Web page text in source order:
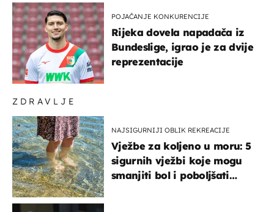
ZDRAVLJE
NAJSIGURNIJI OBLIK REKREACIJE
Vježbe za koljeno u moru: 5
sigurnih vježbi koje mogu
smanjiti bol i poboljšati
POJAČANJE KONKURENCIJE
Rijeka dovela napadača iz
Bundeslige, igrao je za dvije
reprezentacije